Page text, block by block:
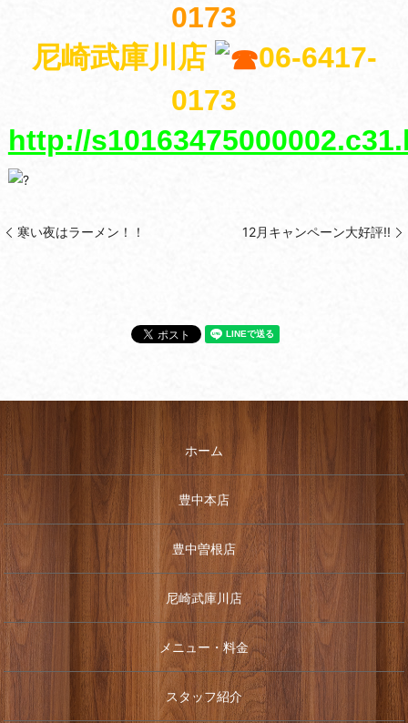
0173
尼崎武庫川店
06-6417-
0173
http://
寒い夜はラーメン！！ 12月キャンペーン大好評!!
ホーム
豊中本店
豊中曽根店
尼崎武庫川店
メニュー・料金
スタッフ紹介